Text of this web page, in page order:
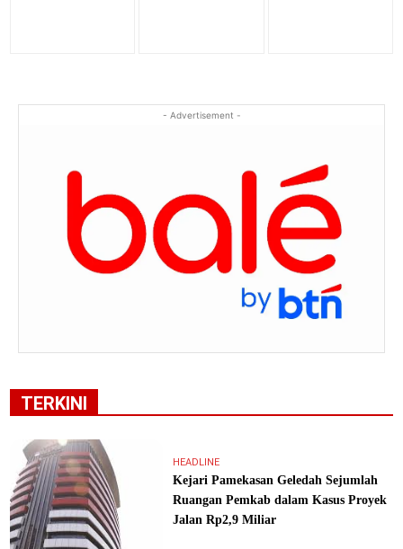
- Advertisement -
TERKINI
HEADLINE
Kejari Pamekasan Geledah Sejumlah
Ruangan Pemkab dalam Kasus Proyek
Jalan Rp2,9 Miliar